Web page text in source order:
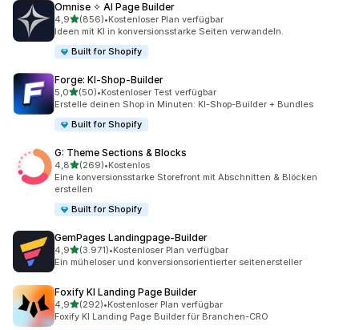
Omnise ✧ AI Page Builder
4,9von 5 Sternen
(856)
856 Rezensionen insgesamt
•Kostenloser Plan verfügbar
Ideen mit KI in konversionsstarke Seiten verwandeln.
Built for Shopify
Forge: KI‑Shop‑Builder
5,0von 5 Sternen
(50)
50 Rezensionen insgesamt
•Kostenloser Test verfügbar
Erstelle deinen Shop in Minuten: KI-Shop-Builder + Bundles
Built for Shopify
G: Theme Sections & Blocks
4,8von 5 Sternen
(269)
269 Rezensionen insgesamt
•Kostenlos
Eine konversionsstarke Storefront mit Abschnitten & Blöcken
erstellen
Built for Shopify
GemPages Landingpage‑Builder
4,9von 5 Sternen
(3.971)
3971 Rezensionen insgesamt
•Kostenloser Plan verfügbar
Ein müheloser und konversionsorientierter seitenersteller
Foxify KI Landing Page Builder
4,9von 5 Sternen
(292)
292 Rezensionen insgesamt
•Kostenloser Plan verfügbar
Foxify KI Landing Page Builder für Branchen-CRO